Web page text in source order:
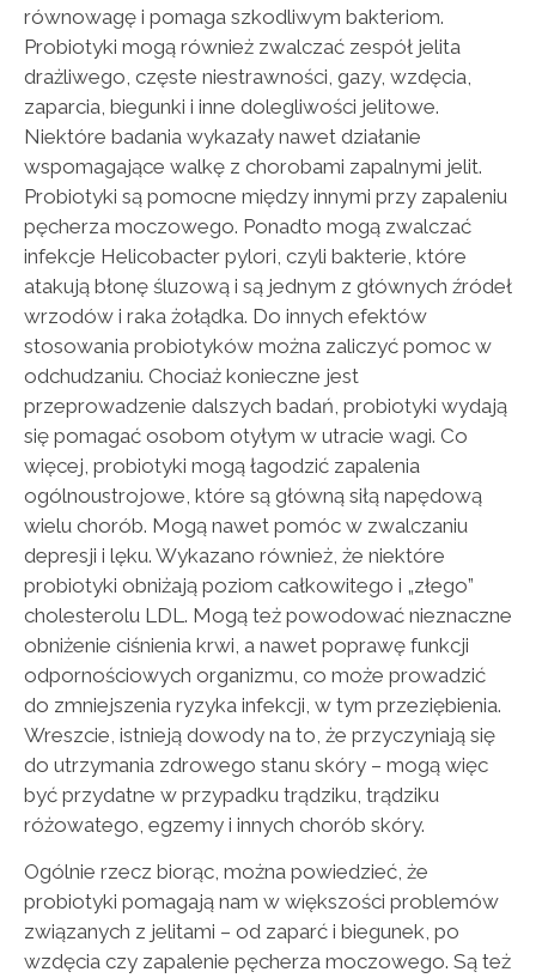
równowagę i pomaga szkodliwym bakteriom.
Probiotyki mogą również zwalczać zespół jelita
drażliwego, częste niestrawności, gazy, wzdęcia,
zaparcia, biegunki i inne dolegliwości jelitowe.
Niektóre badania wykazały nawet działanie
wspomagające walkę z chorobami zapalnymi jelit.
Probiotyki są pomocne między innymi przy zapaleniu
pęcherza moczowego. Ponadto mogą zwalczać
infekcje Helicobacter pylori, czyli bakterie, które
atakują błonę śluzową i są jednym z głównych źródeł
wrzodów i raka żołądka. Do innych efektów
stosowania probiotyków można zaliczyć pomoc w
odchudzaniu. Chociaż konieczne jest
przeprowadzenie dalszych badań, probiotyki wydają
się pomagać osobom otyłym w utracie wagi. Co
więcej, probiotyki mogą łagodzić zapalenia
ogólnoustrojowe, które są główną siłą napędową
wielu chorób. Mogą nawet pomóc w zwalczaniu
depresji i lęku. Wykazano również, że niektóre
probiotyki obniżają poziom całkowitego i „złego”
cholesterolu LDL. Mogą też powodować nieznaczne
obniżenie ciśnienia krwi, a nawet poprawę funkcji
odpornościowych organizmu, co może prowadzić
do zmniejszenia ryzyka infekcji, w tym przeziębienia.
Wreszcie, istnieją dowody na to, że przyczyniają się
do utrzymania zdrowego stanu skóry – mogą więc
być przydatne w przypadku trądziku, trądziku
różowatego, egzemy i innych chorób skóry.
Ogólnie rzecz biorąc, można powiedzieć, że
probiotyki pomagają nam w większości problemów
związanych z jelitami – od zaparć i biegunek, po
wzdęcia czy zapalenie pęcherza moczowego. Są też